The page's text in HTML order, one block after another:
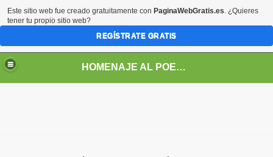
HOMENAJE AL POETA ARGENTINO JOSE PEDRONI
Este sitio web fue creado gratuitamente con PaginaWebGratis.es. ¿Quieres
tener tu propio sitio web?
REGÍSTRATE GRATIS